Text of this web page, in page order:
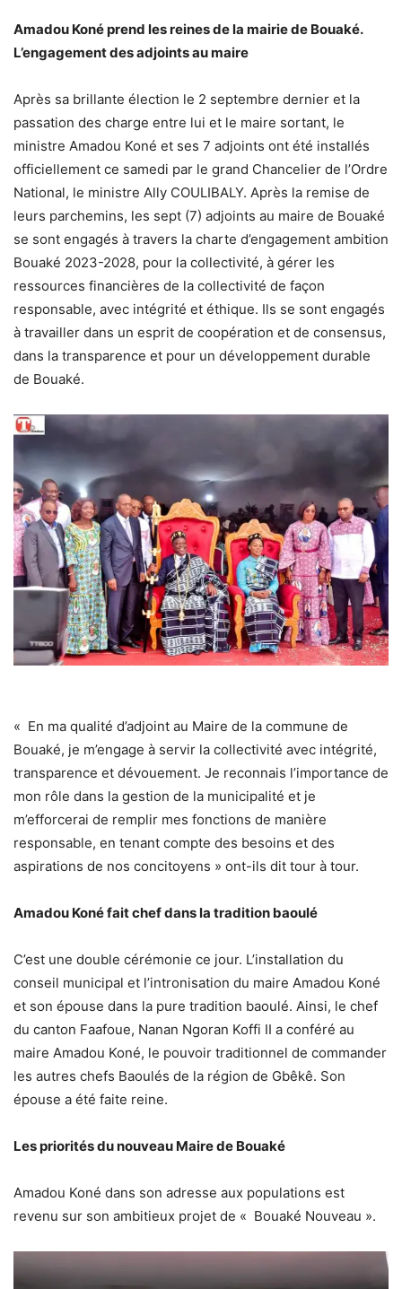
Amadou Koné prend les reines de la mairie de Bouaké.
L’engagement des adjoints au maire
Après sa brillante élection le 2 septembre dernier et la
passation des charge entre lui et le maire sortant, le
ministre Amadou Koné et ses 7 adjoints ont été installés
officiellement ce samedi par le grand Chancelier de l’Ordre
National, le ministre Ally COULIBALY. Après la remise de
leurs parchemins, les sept (7) adjoints au maire de Bouaké
se sont engagés à travers la charte d’engagement ambition
Bouaké 2023-2028, pour la collectivité, à gérer les
ressources financières de la collectivité de façon
responsable, avec intégrité et éthique. Ils se sont engagés
à travailler dans un esprit de coopération et de consensus,
dans la transparence et pour un développement durable
de Bouaké.
« En ma qualité d’adjoint au Maire de la commune de
Bouaké, je m’engage à servir la collectivité avec intégrité,
transparence et dévouement. Je reconnais l’importance de
mon rôle dans la gestion de la municipalité et je
m’efforcerai de remplir mes fonctions de manière
responsable, en tenant compte des besoins et des
aspirations de nos concitoyens » ont-ils dit tour à tour.
Amadou Koné fait chef dans la tradition baoulé
C’est une double cérémonie ce jour. L’installation du
conseil municipal et l’intronisation du maire Amadou Koné
et son épouse dans la pure tradition baoulé. Ainsi, le chef
du canton Faafoue, Nanan Ngoran Koffi II a conféré au
maire Amadou Koné, le pouvoir traditionnel de commander
les autres chefs Baoulés de la région de Gbêkê. Son
épouse a été faite reine.
Les priorités du nouveau Maire de Bouaké
Amadou Koné dans son adresse aux populations est
revenu sur son ambitieux projet de « Bouaké Nouveau ».